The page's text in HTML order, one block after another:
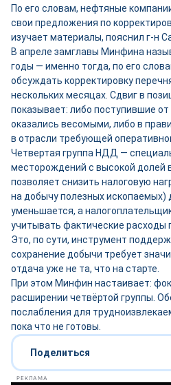
По его словам, нефтяные
свои предложения по
изучает материалы, пояснил г-н
В апреле замглавы Минфина
годы — именно тогда, по его
обсуждать корректировку
нескольких месяцах. Сдвиг в
показывает: либо поступившие
оказались весомыми, либо в
в отрасли требующей
Четвертая группа НДД —
месторождений с высокой долей
позволяет снизить налоговую
на добычу полезных ископаемых)
уменьшается, а
учитывать фактические расходы
Это, по сути, инструмент
сохранение добычи требует
отдача уже не та, что на старте.
При этом Минфин настаивает:
расширении четвёртой группы.
послабления для
пока что не готовы.
Поделиться
РЕКЛАМА